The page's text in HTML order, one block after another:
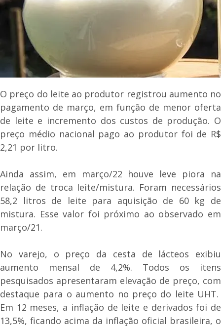
O preço do leite ao produtor registrou aumento no
pagamento de março, em função de menor oferta
de leite e incremento dos custos de produção. O
preço médio nacional pago ao produtor foi de R$
2,21 por litro.
Ainda assim, em março/22 houve leve piora na
relação de troca leite/mistura. Foram necessários
58,2 litros de leite para aquisição de 60 kg de
mistura. Esse valor foi próximo ao observado em
março/21.
No varejo, o preço da cesta de lácteos exibiu
aumento mensal de 4,2%. Todos os itens
pesquisados apresentaram elevação de preço, com
destaque para o aumento no preço do leite UHT.
Em 12 meses, a inflação de leite e derivados foi de
13,5%, ficando acima da inflação oficial brasileira, o